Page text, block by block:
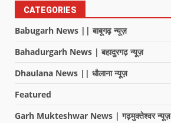
CATEGORIES
Babugarh News || बाबूगढ़ न्यूज़
Bahadurgarh News | बहादुरगढ़ न्यूज़
Dhaulana News || धौलाना न्यूज़
Featured
Garh Mukteshwar News | गढ़मुक्तेश्वर न्यूज़